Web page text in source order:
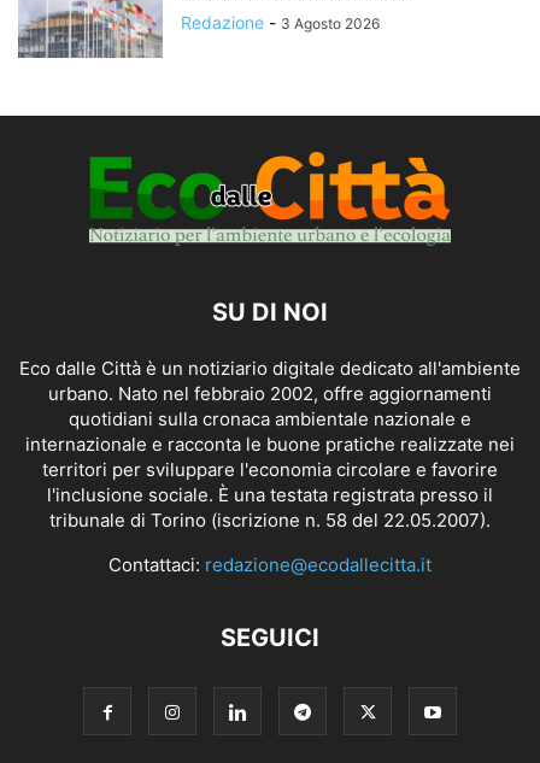
Redazione - 3 Agosto 2026
SU DI NOI
Eco dalle Città è un notiziario digitale dedicato all'ambiente
urbano. Nato nel febbraio 2002, offre aggiornamenti
quotidiani sulla cronaca ambientale nazionale e
internazionale e racconta le buone pratiche realizzate nei
territori per sviluppare l'economia circolare e favorire
l'inclusione sociale. È una testata registrata presso il
tribunale di Torino (iscrizione n. 58 del 22.05.2007).
Contattaci: redazione@ecodallecitta.it
SEGUICI